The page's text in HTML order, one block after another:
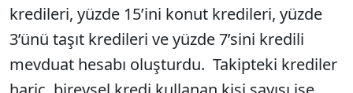
kredileri, yüzde 15’ini konut kredileri, yüzde
3’ünü taşıt kredileri ve yüzde 7’sini kredili
mevduat hesabı oluşturdu. Takipteki krediler